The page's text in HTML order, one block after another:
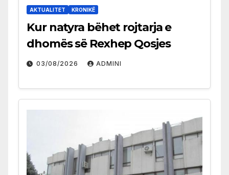
AKTUALITET KRONIKË
Kur natyra bëhet rojtarja e
dhomës së Rexhep Qosjes
03/08/2026 ADMINI